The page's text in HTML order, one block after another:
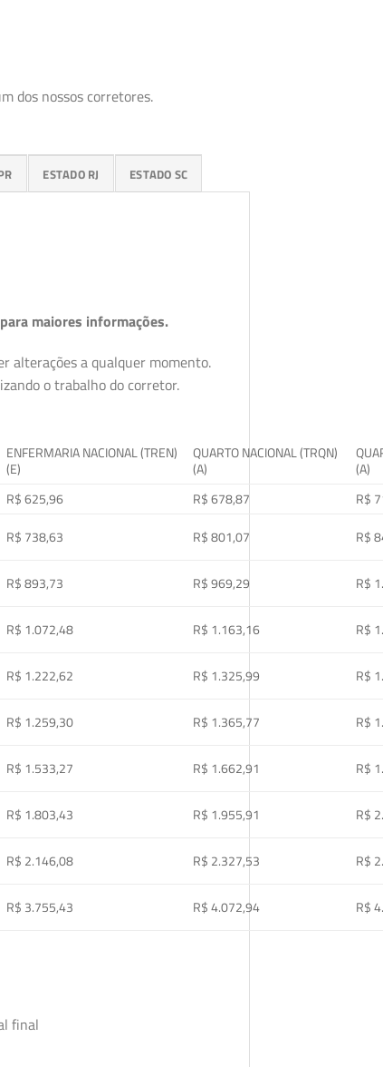
dos nossos corretores.
ESTADO RJ ESTADO SC
maiores informações.
alterações a qualquer momento.
o trabalho do corretor.
ENFERMARIA NACIONAL (TREN)
(E)
QUARTO NACIONAL (TRQN)
(A)
(A)
R$ 625,96 R$ 678,87
R$
R$ 738,63 R$ 801,07
R$
R$ 893,73 R$ 969,29
R$
R$ 1.072,48 R$ 1.163,16
R$
R$ 1.222,62 R$ 1.325,99
R$
R$ 1.259,30 R$ 1.365,77
R$
R$ 1.533,27 R$ 1.662,91
R$
R$ 1.803,43 R$ 1.955,91
R$
R$ 2.146,08 R$ 2.327,53
R$
R$ 3.755,43 R$ 4.072,94 R$
final